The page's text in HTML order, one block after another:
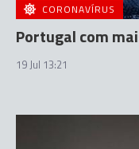
CORONAVÍRUS
Portugal com
19 Jul 13:21